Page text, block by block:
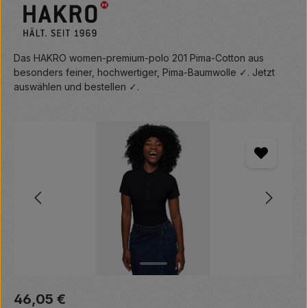
Das HAKRO women-premium-polo 201 Pima-Cotton aus
besonders feiner, hochwertiger, Pima-Baumwolle ✓. Jetzt
auswählen und bestellen ✓.
Regulärer Preis:
46,05 €